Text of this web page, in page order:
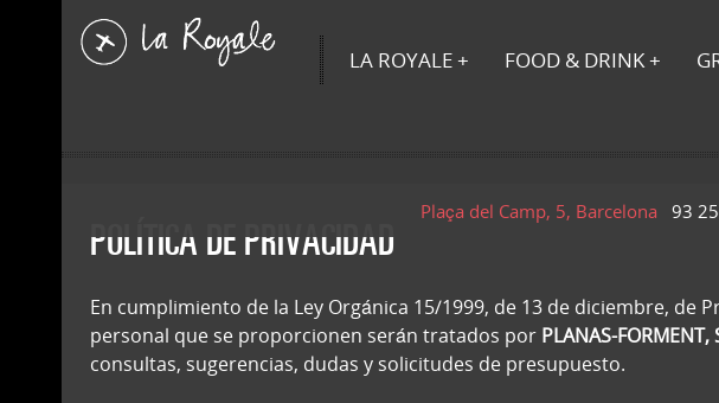
LA ROYALE FOOD & DRINK
Plaça del Camp, 5, Barcelona 93
POLÍTICA DE PRIVACIDAD
En cumplimiento de la Ley Orgánica 15/1999, de 13 de diciembre,
personal que se proporcionen serán tratados por PLANAS-FORMENT,
consultas, sugerencias, dudas y solicitudes de presupuesto.